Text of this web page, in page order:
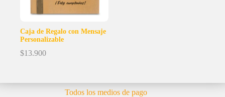
Caja de Regalo con Mensaje
Personalizable
$13.900
Todos los medios de pago